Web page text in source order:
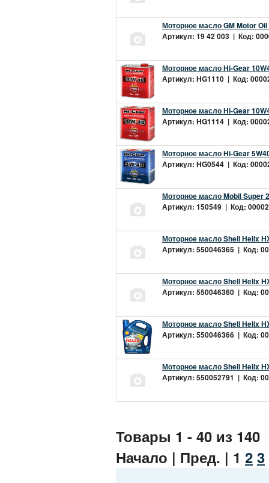
Моторное масло GM Motor
Артикул: 19 42 003 | Код:
Моторное масло Hi-Gear
Артикул: HG1110 | Код:
Моторное масло Hi-Gear
Артикул: HG1114 | Код:
Моторное масло Hi-Gear
Артикул: HG0544 | Код:
Моторное масло Mobil Super
Артикул: 150549 | Код:
Моторное масло Shell Helix
Артикул: 550046365 | Код:
Моторное масло Shell Helix
Артикул: 550046360 | Код:
Моторное масло Shell Helix
Артикул: 550046366 | Код:
Моторное масло Shell Helix
Артикул: 550052791 | Код:
Товары 1 - 40 из 140
Начало | Пред. | 1 2 3